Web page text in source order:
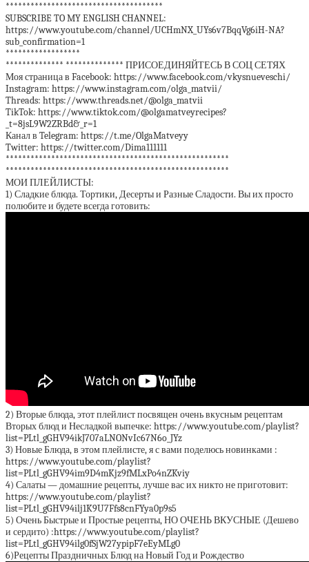
**************************************
SUBSCRIBE TO MY ENGLISH CHANNEL:
https://www.youtube.com/channel/UCHmNX_UYs6v7BqqVg6iH-NA?
sub_confirmation=1
******************
************** ************** ПРИСОЕДИНЯЙТЕСЬ В СОЦ СЕТЯХ
Моя страница в Facebook: https://www.facebook.com/vkysnueveschi/
Instagram: https://www.instagram.com/olga_matvii/
Threads: https://www.threads.net/@olga_matvii
TikTok: https://www.tiktok.com/@olgamatveyrecipes?
_t=8jsL9W2ZRBd&_r=1
Канал в Telegram: https://t.me/OlgaMatveyy
Twitter: https://twitter.com/Dima111111
******************************************************
******************************************************
МОИ ПЛЕЙЛИСТЫ:
1) Сладкие блюда. Тортики, Десерты и Разные Сладости. Вы их просто
полюбите и будете всегда готовить:
2) Вторые блюда, этот плейлист посвящен очень вкусным рецептам
Вторых блюд и Несладкой выпечке: https://www.youtube.com/playlist?
list=PLtl_gGHV94ikJ707aLNONvIc67N6o_JYz
3) Новые Блюда, в этом плейлисте, я с вами поделюсь новинками :
https://www.youtube.com/playlist?
list=PLtl_gGHV94im9D4mKjz9fMLxPo4nZKviy
4) Салаты — домашние рецепты, лучше вас их никто не приготовит:
https://www.youtube.com/playlist?
list=PLtl_gGHV94ilj1K9U7Ffs8cnFYya0p9s5
5) Очень Быстрые и Простые рецепты, НО ОЧЕНЬ ВКУСНЫЕ (Дешево
и сердито) :https://www.youtube.com/playlist?
list=PLtl_gGHV94ilg0fSjW27ypipF7eEyMLg0
6)Рецепты Праздничных Блюд на Новый Год и Рождество